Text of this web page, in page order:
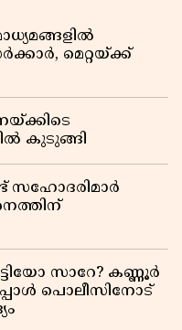
മെറ്റയ്ക്ക്
കുടുങ്ങി
സഹോദരിമാർ
സാറേ? കണ്ണൂർ
പൊലീസിനോട്